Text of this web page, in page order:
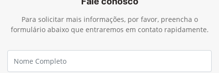
Para solicitar mais informações, por favor, preencha o
formulário abaixo que entraremos em contato rapidamente.